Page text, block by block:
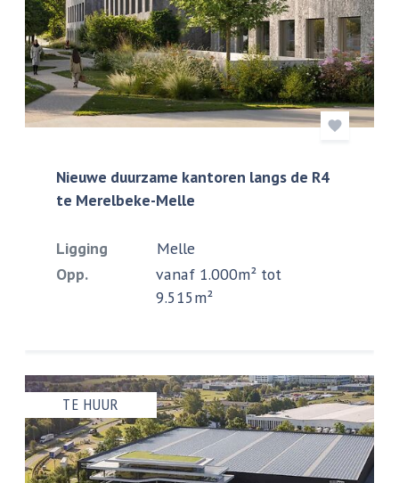
Nieuwe duurzame kantoren langs de R4
te Merelbeke-Melle
Ligging
Melle
Opp.
vanaf 1.000m² tot
9.515m²
TE HUUR